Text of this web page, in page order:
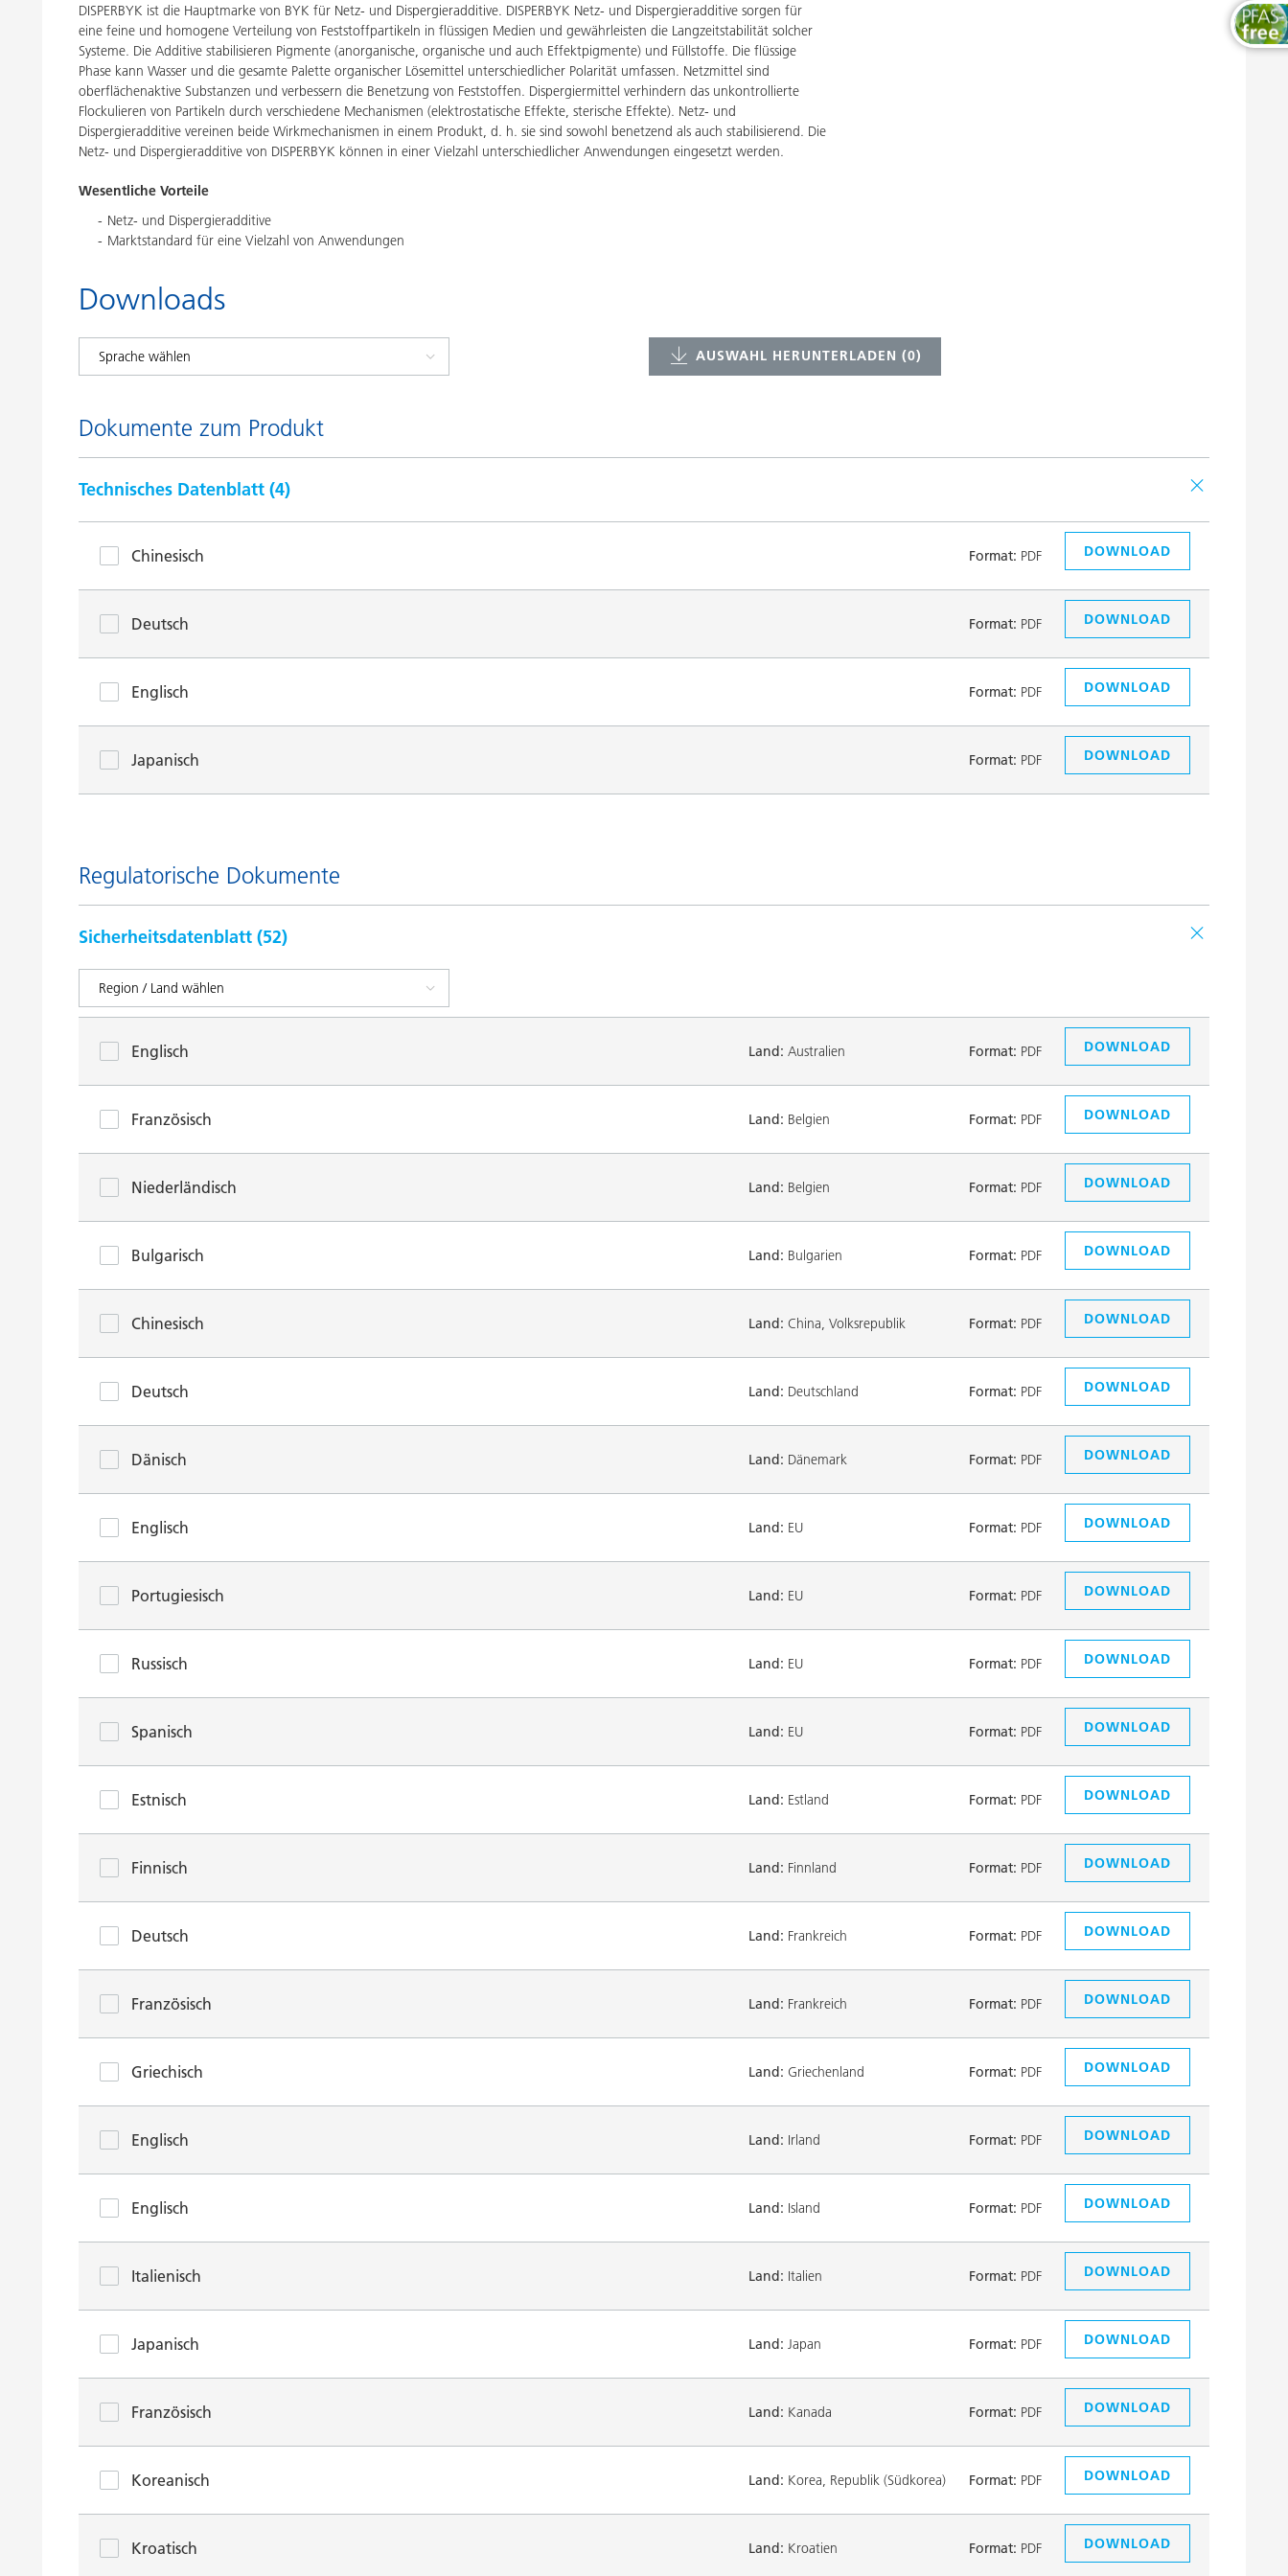
DISPERBYK ist die Hauptmarke von BYK für Netz- und Dispergieradditive. DISPERBYK Netz- und Dispergieradditive sorgen für
eine feine und homogene Verteilung von Feststoffpartikeln in flüssigen Medien und gewährleisten die Langzeitstabilität solcher
Systeme. Die Additive stabilisieren Pigmente (anorganische, organische und auch Effektpigmente) und Füllstoffe. Die flüssige
Phase kann Wasser und die gesamte Palette organischer Lösemittel unterschiedlicher Polarität umfassen. Netzmittel sind
oberflächenaktive Substanzen und verbessern die Benetzung von Feststoffen. Dispergiermittel verhindern das unkontrollierte
Flockulieren von Partikeln durch verschiedene Mechanismen (elektrostatische Effekte, sterische Effekte). Netz- und
Dispergieradditive vereinen beide Wirkmechanismen in einem Produkt, d. h. sie sind sowohl benetzend als auch stabilisierend. Die
Netz- und Dispergieradditive von DISPERBYK können in einer Vielzahl unterschiedlicher Anwendungen eingesetzt werden.
Wesentliche Vorteile
Netz- und Dispergieradditive
Marktstandard für eine Vielzahl von Anwendungen
Downloads
AUSWAHL HERUNTERLADEN (0)
Dokumente zum Produkt
Technisches Datenblatt (4)
Chinesisch Format: PDF DOWNLOAD
Deutsch Format: PDF DOWNLOAD
Englisch Format: PDF DOWNLOAD
Japanisch Format: PDF DOWNLOAD
Regulatorische Dokumente
Sicherheitsdatenblatt (52)
Englisch Land: Australien Format: PDF DOWNLOAD
Französisch Land: Belgien Format: PDF DOWNLOAD
Niederländisch Land: Belgien Format: PDF DOWNLOAD
Bulgarisch Land: Bulgarien Format: PDF DOWNLOAD
Chinesisch Land: China, Volksrepublik Format: PDF DOWNLOAD
Deutsch Land: Deutschland Format: PDF DOWNLOAD
Dänisch Land: Dänemark Format: PDF DOWNLOAD
Englisch Land: EU Format: PDF DOWNLOAD
Portugiesisch Land: EU Format: PDF DOWNLOAD
Russisch Land: EU Format: PDF DOWNLOAD
Spanisch Land: EU Format: PDF DOWNLOAD
Estnisch Land: Estland Format: PDF DOWNLOAD
Finnisch Land: Finnland Format: PDF DOWNLOAD
Deutsch Land: Frankreich Format: PDF DOWNLOAD
Französisch Land: Frankreich Format: PDF DOWNLOAD
Griechisch Land: Griechenland Format: PDF DOWNLOAD
Englisch Land: Irland Format: PDF DOWNLOAD
Englisch Land: Island Format: PDF DOWNLOAD
Italienisch Land: Italien Format: PDF DOWNLOAD
Japanisch Land: Japan Format: PDF DOWNLOAD
Französisch Land: Kanada Format: PDF DOWNLOAD
Koreanisch Land: Korea, Republik (Südkorea) Format: PDF DOWNLOAD
Kroatisch Land: Kroatien Format: PDF DOWNLOAD